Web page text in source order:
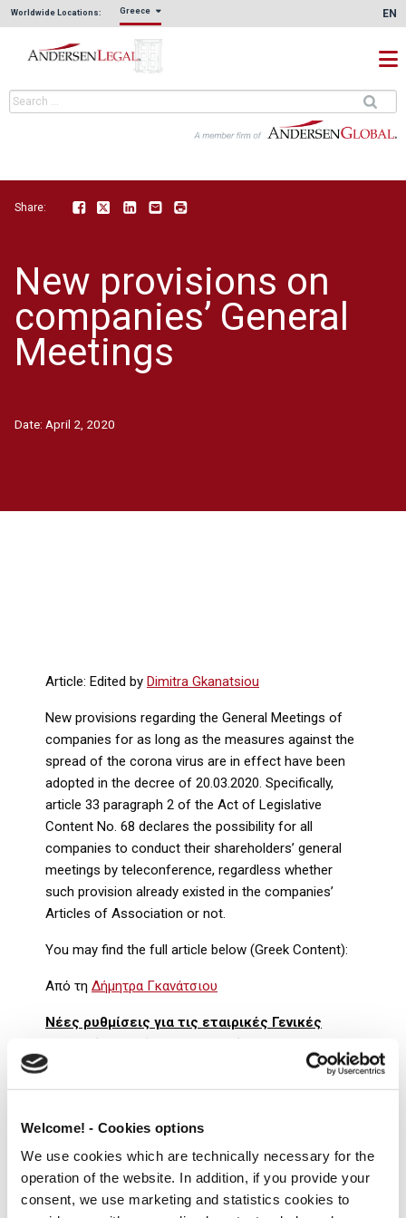
Welcome! - Cookies options
We use cookies which are technically necessary for the
operation of the website. In addition, if you provide your
consent, we use marketing and statistics cookies to
Worldwide Locations: Greece EN
Share: Facebook
Twitter LinkedInEmail
New provisions on
companies’ General
Meetings
Date: April 2, 2020
Article: Edited by Dimitra Gkanatsiou
New provisions regarding the General Meetings of
companies for as long as the measures against the
spread of the corona virus are in effect have been
adopted in the decree of 20.03.2020. Specifically,
article 33 paragraph 2 of the Act of Legislative
Content No. 68 declares the possibility for all
companies to conduct their shareholders’ general
meetings by teleconference, regardless whether
such provision already existed in the companies’
Articles of Association or not.
You may find the full article below (Greek Content):
Από τη Δήμητρα Γκανάτσιου
Νέες ρυθμίσεις για τις εταιρικές Γενικές
Συνελεύσεις λόγω κορονοϊού
Νέες ρυθμίσεις για τις Γενικές Συνελεύσεις των
έκτακτα μέτρα προστασίας για την αντιμετώπιση
παρ. 2 του άρθρου 33 της από 20-03-2020 Πράξης
Νομοθετικού Περιεχομένου (ΠΝΠ) και
συγκεκριμένα,
η δυνατότητα σε όλες τις